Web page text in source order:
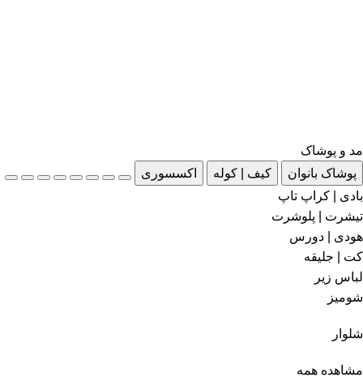
مد و پوشاک
پوشاک بانوان
کیف | کوله
اکسسوری
بادی | کراپ تاپ
تیشرت | پلوشرت
هودی | دورس
کت | جلیقه
لباس زیر
شومیز
شلوار
مشاهده همه